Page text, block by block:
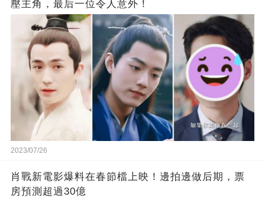
壓主角，最后一位令人意外！
2023/07/26
肖戰新電影爆料在春節檔上映！邊拍邊做后期，票
房預測超過30億